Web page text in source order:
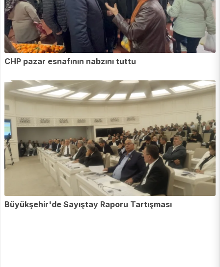
CHP pazar esnafının nabzını tuttu
Büyükşehir'de Sayıştay Raporu Tartışması